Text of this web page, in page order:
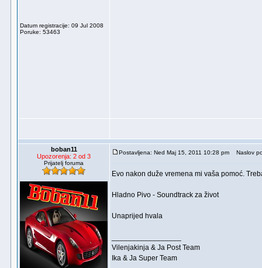
Datum registracije: 09 Jul 2008
Poruke: 53463
boban11
Upozorenja: 2 od 3
Prijatelj foruma
Postavljena: Ned Maj 15, 2011 10:28 pm Naslov
Evo nakon duže vremena mi vaša pomoć.
Hladno Pivo - Soundtrack za život
Unaprijed hvala
Vilenjakinja & Ja Post Team
Ika & Ja Super Team